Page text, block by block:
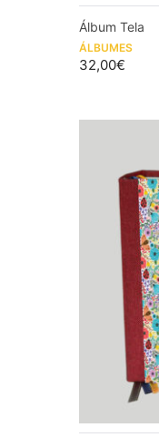
Álbum Tela
ÁLBUMES
32,00€